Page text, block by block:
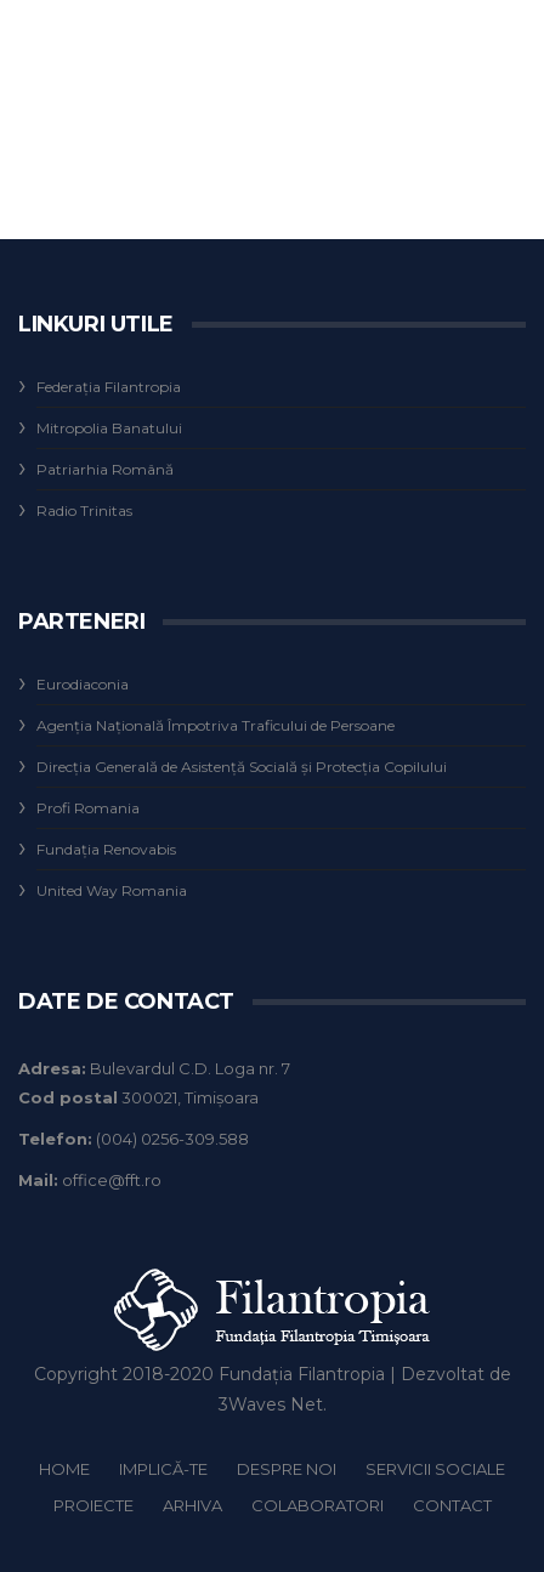
LINKURI UTILE
Federaţia Filantropia
Mitropolia Banatului
Patriarhia Română
Radio Trinitas
PARTENERI
Eurodiaconia
Agenţia Naţională Împotriva Traficului de Persoane
Direcţia Generală de Asistenţă Socială şi Protecţia Copilului
Profi Romania
Fundaţia Renovabis
United Way Romania
DATE DE CONTACT
Adresa: Bulevardul C.D. Loga nr. 7
Cod postal 300021, Timișoara
Telefon: (004) 0256-309.588
Mail: office@fft.ro
Copyright 2018-2020 Fundația Filantropia | Dezvoltat de
3Waves Net.
HOME IMPLICĂ-TE DESPRE NOI
SERVICII SOCIALE
PROIECTE
ARHIVA COLABORATORI CONTACT